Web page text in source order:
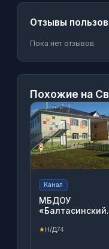
Отзывы
Пока нет отзывов.
Похожие на
Канал
МБДОУ
«Балтасинский
★ Н/Д74